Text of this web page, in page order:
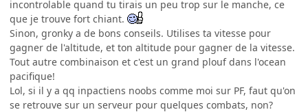
incontrolable quand tu tirais un peu trop sur le manche, ce
que je trouve fort chiant.
Sinon, gronky a de bons conseils. Utilises ta vitesse pour
gagner de l'altitude, et ton altitude pour gagner de la vitesse.
Tout autre combinaison et c'est un grand plouf dans l'ocean
pacifique!
Lol, si il y a qq inpactiens noobs comme moi sur PF, faut qu'on
se retrouve sur un serveur pour quelques combats, non?